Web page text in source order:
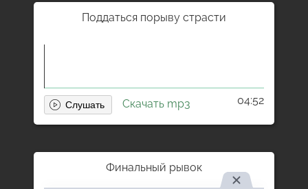
Поддаться порыву страсти
Скачать mp3 04:52
Финальный рывок